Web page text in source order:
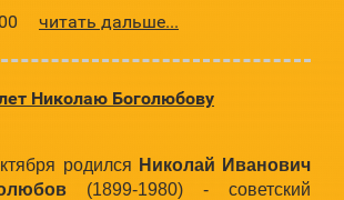
читать дальше...
Николаю Боголюбову
родился Николай Иванович
(1899-1980) - советский